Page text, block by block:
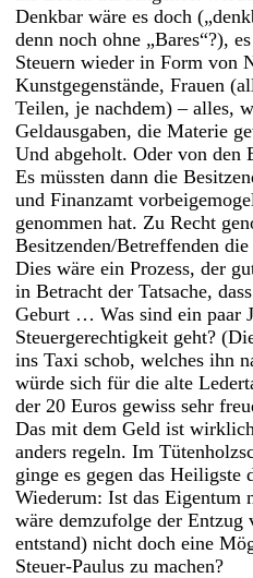
Denkbar wäre es doch
denn noch ohne „Bares“?),
Steuern wieder in Form von
Kunstgegenstände, Frauen
Teilen, je nachdem) – alles,
Geldausgaben, die Materie
Und abgeholt. Oder von den
Es müssten dann die
und Finanzamt
genommen hat. Zu Recht
Besitzenden/Betreffenden
Dies wäre ein Prozess, der
in Betracht der Tatsache,
Geburt … Was sind ein paar
Steuergerechtigkeit geht?
ins Taxi schob, welches ihn
würde sich für die alte
der 20 Euros gewiss sehr
Das mit dem Geld ist
anders regeln. Im
ginge es gegen das Heiligste
Wiederum: Ist das Eigentum
wäre demzufolge der Entzug
entstand) nicht doch eine
Steuer-Paulus zu machen?